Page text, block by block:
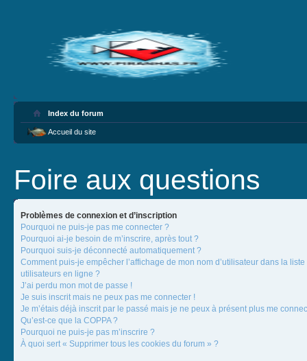
Index du forum
Accueil du site
Foire aux questions
Problèmes de connexion et d’inscription
Pourquoi ne puis-je pas me connecter ?
Pourquoi ai-je besoin de m’inscrire, après tout ?
Pourquoi suis-je déconnecté automatiquement ?
Comment puis-je empêcher l’affichage de mon nom d’utilisateur dans la liste
utilisateurs en ligne ?
J’ai perdu mon mot de passe !
Je suis inscrit mais ne peux pas me connecter !
Je m’étais déjà inscrit par le passé mais je ne peux à présent plus me
Qu’est-ce que la COPPA ?
Pourquoi ne puis-je pas m’inscrire ?
À quoi sert « Supprimer tous les cookies du forum » ?